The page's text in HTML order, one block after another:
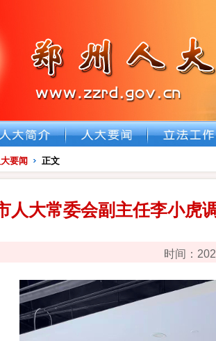
要闻 正文
人大常委会副主任李小虎
时间：